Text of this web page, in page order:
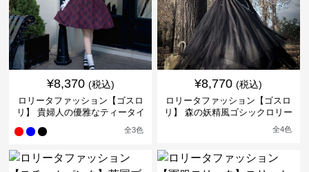
¥8,370 (税込)
ロリータファッション【ゴスロ
リ】 貴婦人の優雅なティータイ
全3色
¥8,770 (税込)
ロリータファッション【ゴスロ
リ】 森の妖精風ゴシックロリー
全4色